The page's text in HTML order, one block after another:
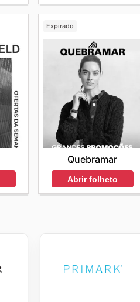
Expirado
Quebramar
Abrir folheto